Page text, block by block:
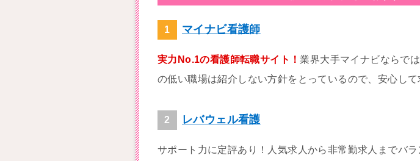
マイナビ看護師
実力No.1の看護師転職サイト！業界大手マイナビならで
の低い職場は紹介しない方針をとっているので、安心して
レバウェル看護
サポート力に定評あり！人気求人から非常勤求人までバラ